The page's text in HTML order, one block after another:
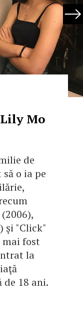
Mo
de
o ia pe
şi "Click"
mai fost
la
18 ani.